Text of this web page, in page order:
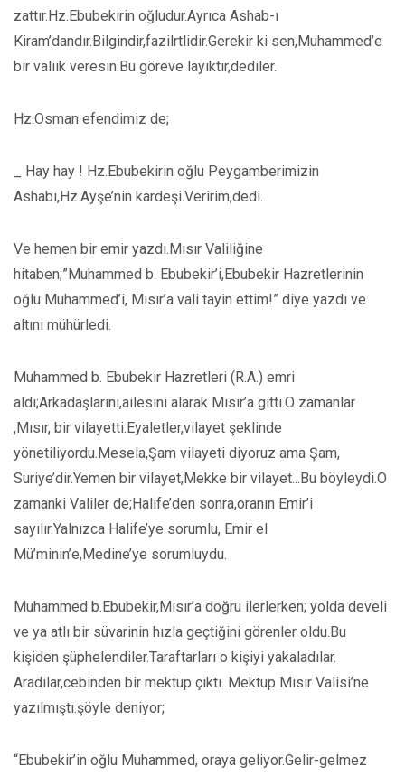
zattır.Hz.Ebubekirin oğludur.Ayrıca Ashab-ı
Kiram’dandır.Bilgindir,fazilrtlidir.Gerekir ki sen,Muhammed’e
bir valiik veresin.Bu göreve layıktır,dediler.
Hz.Osman efendimiz de;
_ Hay hay ! Hz.Ebubekirin oğlu Peygamberimizin
Ashabı,Hz.Ayşe’nin kardeşi.Veririm,dedi.
Ve hemen bir emir yazdı.Mısır Valiliğine
hitaben;”Muhammed b. Ebubekir’i,Ebubekir Hazretlerinin
oğlu Muhammed’i, Mısır’a vali tayin ettim!” diye yazdı ve
altını mühürledi.
Muhammed b. Ebubekir Hazretleri (R.A.) emri
aldı;Arkadaşlarını,ailesini alarak Mısır’a gitti.O zamanlar
,Mısır, bir vilayetti.Eyaletler,vilayet şeklinde
yönetiliyordu.Mesela,Şam vilayeti diyoruz ama Şam,
Suriye’dir.Yemen bir vilayet,Mekke bir vilayet...Bu böyleydi.O
zamanki Valiler de;Halife’den sonra,oranın Emir’i
sayılır.Yalnızca Halife’ye sorumlu, Emir el
Mü’minin’e,Medine’ye sorumluydu.
Muhammed b.Ebubekir,Mısır’a doğru ilerlerken; yolda develi
ve ya atlı bir süvarinin hızla geçtiğini görenler oldu.Bu
kişiden şüphelendiler.Taraftarları o kişiyi yakaladılar.
Aradılar,cebinden bir mektup çıktı. Mektup Mısır Valisi’ne
yazılmıştı.şöyle deniyor;
“Ebubekir’in oğlu Muhammed, oraya geliyor.Gelir-gelmez